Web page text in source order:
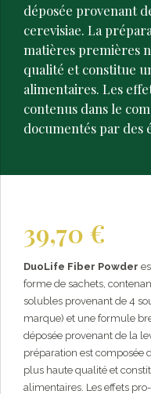
déposée provenant
cerevisiae. La
matières premières
qualité et constitue
alimentaires. Les
contenus dans le
documentés par des
39,70 €
DuoLife Fiber Powder
forme de sachets,
solubles provenant de 4
marque) et une formule
déposée provenant de la
préparation est composée
plus haute qualité et
alimentaires. Les effets